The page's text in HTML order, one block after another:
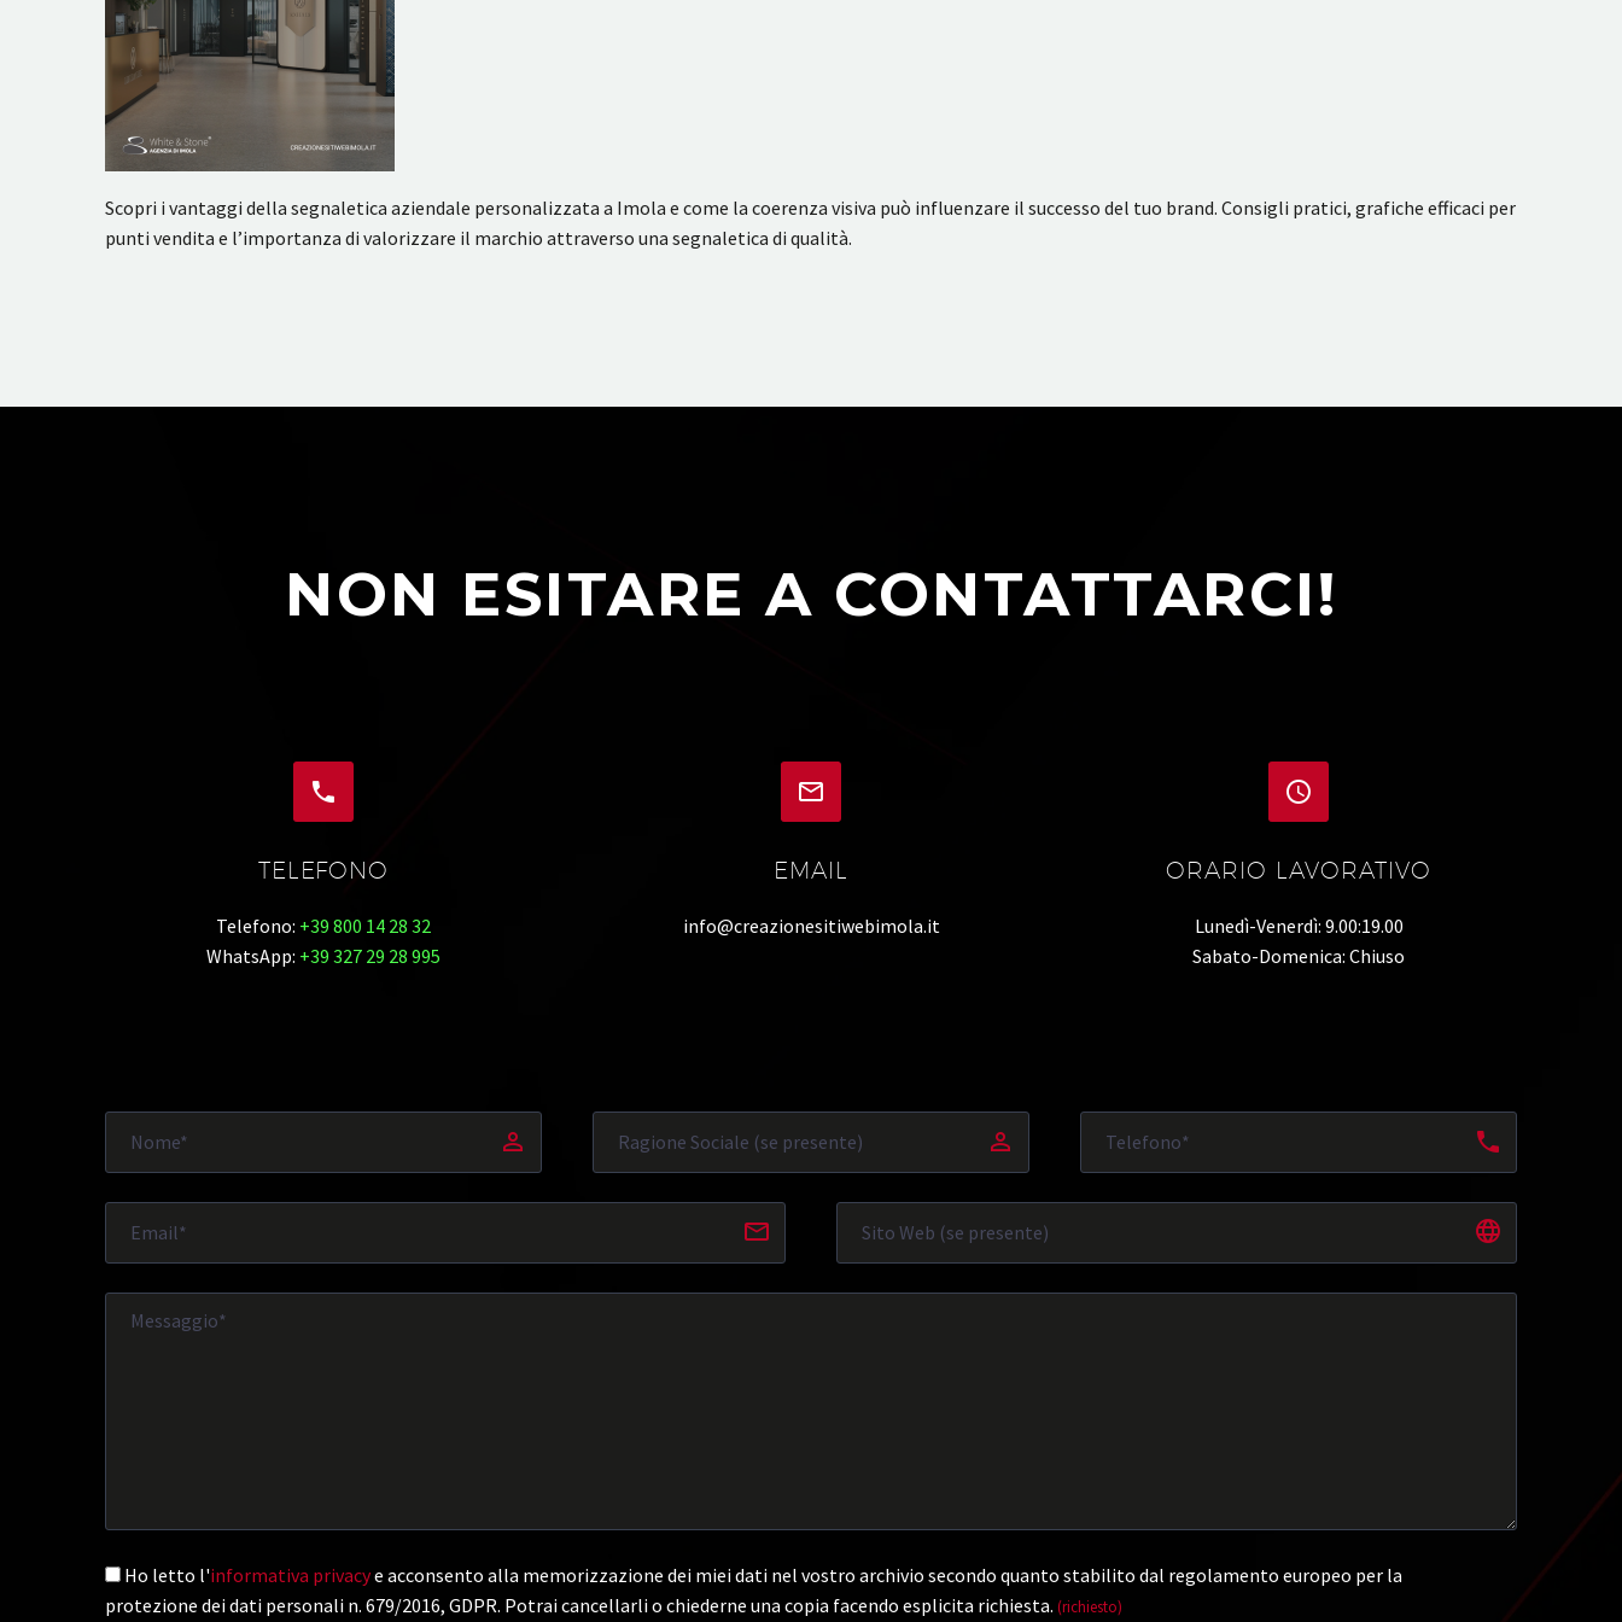
Scopri i vantaggi della segnaletica aziendale personalizzata a Imola e come la coerenza visiva può influenzare il successo del tuo brand. Consigli pratici, grafiche efficaci per
punti vendita e l’importanza di valorizzare il marchio attraverso una segnaletica di qualità.
NON ESITARE A CONTATTARCI!


TELEFONO
Telefono: +39 800 14 28 32
WhatsApp: +39 327 29 28 995


EMAIL
info@creazionesitiwebimola.it


ORARIO LAVORATIVO
Lunedì-Venerdì: 9.00:19.00
Sabato-Domenica: Chiuso
Ho letto l'informativa privacye acconsento alla memorizzazione dei miei dati nel vostro archivio secondo quanto stabilito dal regolamento europeo per la
protezione dei dati personali n. 679/2016, GDPR. Potrai cancellarli o chiederne una copia facendo esplicita richiesta. (richiesto)